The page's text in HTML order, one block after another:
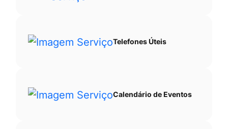
Telefones Úteis
Calendário de Eventos